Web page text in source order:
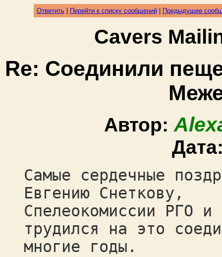
Ответить| Перейти к списку сообщений| Предыдущее
Cavers
Re: Соединили
Автор:
Самые сердечные
Евгению Снеткову,
Спелеокомиссии РГО
трудился на это
многие годы.